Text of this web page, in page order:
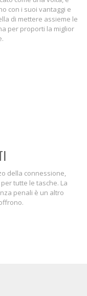
con i suoi vantaggi e
di mettere assieme le
per proporti la miglior
della connessione,
tutte le tasche. La
penali è un altro